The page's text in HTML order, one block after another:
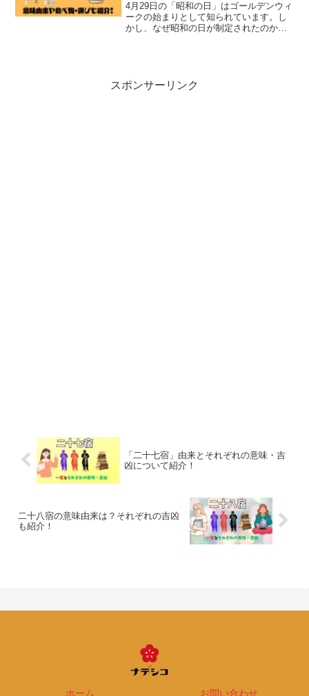
4月29日の「昭和の日」はゴールデンウィ
ークの始まりとして知られています。し
かし、なぜ昭和の日が制定されたのか、
スポンサーリンク
「二十七宿」由来とそれぞれの意味・吉
凶について紹介！
二十八宿の意味由来は？それぞれの吉凶
も紹介！
ホーム お問い合わせ